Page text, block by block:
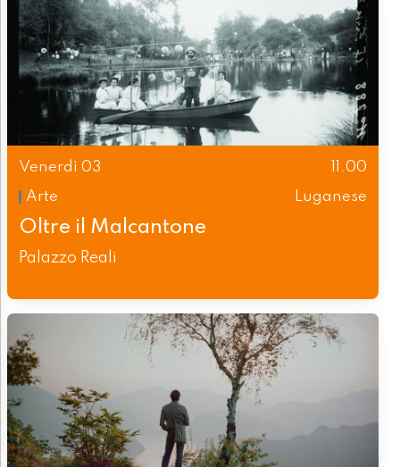
Venerdì 03
11.00
Arte
Luganese
Oltre il Malcantone
Palazzo Reali